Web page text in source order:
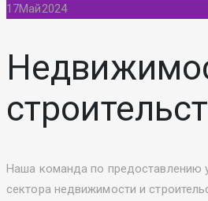
17Май2024
Наша команда по предоставлению
сектора недвижимости и